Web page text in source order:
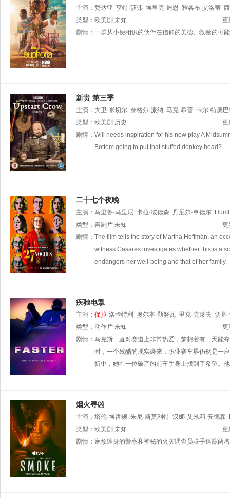
主演： 赞达亚 亨特·莎弗 埃里克·迪恩 雅各布·艾洛蒂
比·华莱士 科尔曼·多明戈
阿兰
Marsha Gambles 莎朗·斯通 罗莎莉亚 丹妮尔·戴德怀
类型： 欧美剧 未知
更
剧情： 一群从小便相识的伙伴在信仰的美德、救赎的可
新贵 第三季
主演： 大卫·米切尔 奈格尔·派纳 马克·希普 卡尔·特奥
塔巴克
杰玛·韦兰 Beacock
类型： 欧美剧 历史
更
剧情： Will needs inspiration for his new play A
Bottom going to put that stuffed donkey head?
二十七个夜晚
主演： 马里鲁·马里尼 卡拉·彼德森 丹尼尔·亨德尔
类型： 喜剧片 未知
更
剧情： The film tells the story of Martha Hoffman, an
witness Casares investigates whether this is a
endangers her well-being and that of her family.
疾驰电掣
主演： 保拉·洛卡特利 奥尔本·勒努瓦 里克·克莱夫 切基
类型： 动作片 未知
更
剧情： 马克斯一直对赛道上非常热爱，梦想着有一天能
时，一个残酷的现实袭来：职业赛车界仍然是一
折中，她在一位破产的前车手身上找到了希望。
烟火寻凶
主演： 塔伦·埃哲顿 朱尼·斯莫利特 汉娜·艾米莉·安德森
瓦拉多
艾琳·卡普拉克 Ford
罗斯 玛丽埃萨·克罗斯
类型： 欧美剧 未知
更
剧情： 麻烦缠身的警察和神秘的火灾调查员联手追踪两